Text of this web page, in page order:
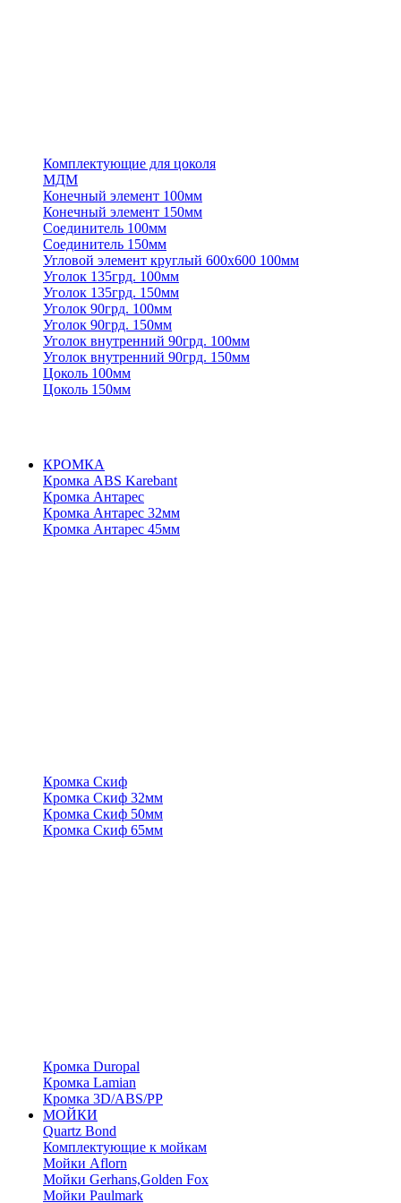
Комплектующие для цоколя
МДМ
Конечный элемент 100мм
Конечный элемент 150мм
Соединитель 100мм
Соединитель 150мм
Угловой элемент круглый 600х600 100мм
Уголок 135грд. 100мм
Уголок 135грд. 150мм
Уголок 90грд. 100мм
Уголок 90грд. 150мм
Уголок внутренний 90грд. 100мм
Уголок внутренний 90грд. 150мм
Цоколь 100мм
Цоколь 150мм
КРОМКА
Кромка ABS Karebant
Кромка Антарес
Кромка Антарес 32мм
Кромка Антарес 45мм
Кромка Скиф
Кромка Скиф 32мм
Кромка Скиф 50мм
Кромка Скиф 65мм
Кромка Duropal
Кромка Lamian
Кромка 3D/ABS/PP
МОЙКИ
Quartz Bond
Комплектующие к мойкам
Мойки Aflorn
Мойки Gerhans,Golden Fox
Мойки Paulmark